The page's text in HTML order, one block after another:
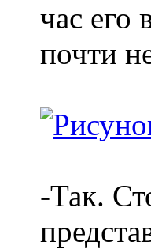
час его
почти
-Так.